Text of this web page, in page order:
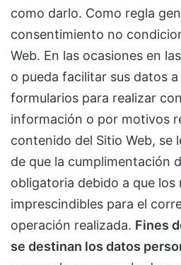
como darlo. Como regla
consentimiento no
Web. En las ocasiones en
o pueda facilitar sus datos
formularios para realizar
información o por motivos
contenido del Sitio Web, se
de que la cumplimentación
obligatoria debido a que los
imprescindibles para el
operación realizada. Fines
se destinan los datos